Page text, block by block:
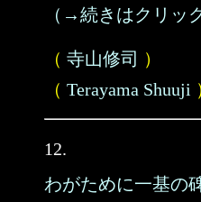
（→続きはクリッ
（ 寺山修司 ）
（ Terayama Shuuji
12.
わがために一基の